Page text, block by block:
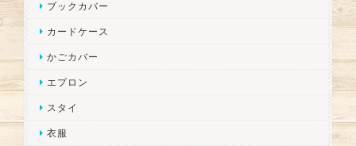
ブックカバー
カードケース
かごカバー
エプロン
スタイ
衣服